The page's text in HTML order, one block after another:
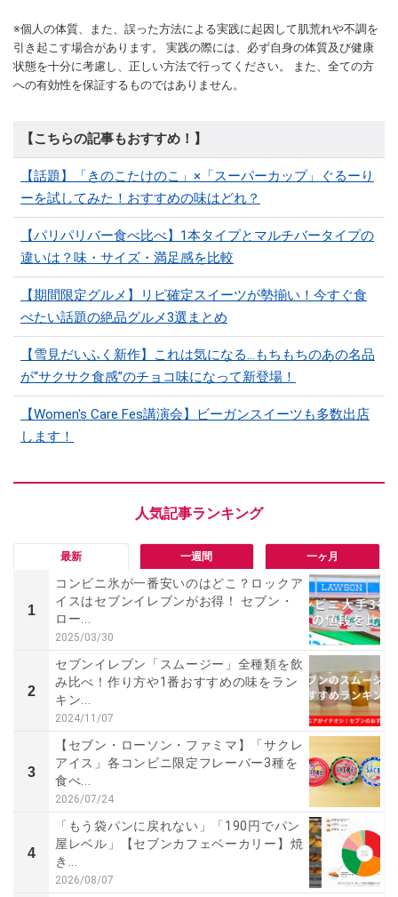
※個人の体質、また、誤った方法による実践に起因して肌荒れや不調を
引き起こす場合があります。 実践の際には、必ず自身の体質及び健康
状態を十分に考慮し、正しい方法で行ってください。 また、全ての方
への有効性を保証するものではありません。
【こちらの記事もおすすめ！】
【話題】「きのこたけのこ」×「スーパーカップ」ぐるーり
ーを試してみた！おすすめの味はどれ？
【パリパリバー食べ比べ】1本タイプとマルチバータイプの
違いは？味・サイズ・満足感を比較
【期間限定グルメ】リピ確定スイーツが勢揃い！今すぐ食
べたい話題の絶品グルメ3選まとめ
【雪見だいふく新作】これは気になる…もちもちのあの名品
が“サクサク食感”のチョコ味になって新登場！
【Women's Care Fes講演会】ビーガンスイーツも多数出店
します！
最新 一週間 一ヶ月
1
コンビニ氷が一番安いのはどこ？ロックア
イスはセブンイレブンがお得！ セブン・
ロー...
2025/03/30
2
セブンイレブン「スムージー」全種類を飲
み比べ！作り方や1番おすすめの味をラン
キン...
2024/11/07
3
【セブン・ローソン・ファミマ】「サクレ
アイス」各コンビニ限定フレーバー3種を
食べ...
2026/07/24
4
「もう袋パンに戻れない」「190円でパン
屋レベル」【セブンカフェベーカリー】焼
き...
2026/08/07